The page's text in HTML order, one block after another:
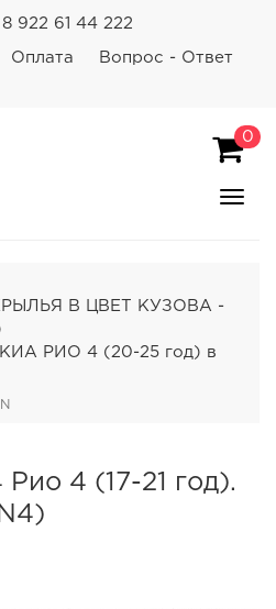
8 922 61 44 222
Оплата
Вопрос - Ответ
0
В ЦВЕТ КУЗОВА -
КИА РИО 4 (20-25 год) в
4 (17-21 год).